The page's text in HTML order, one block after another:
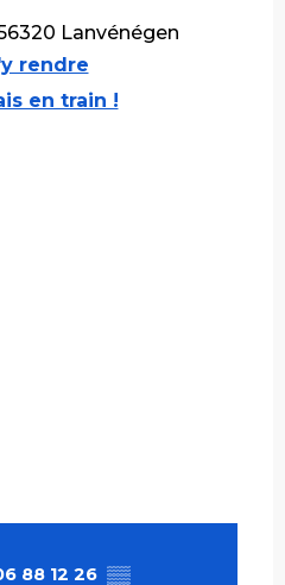
Lanvénégen
rendre
en train !
88 12 26 ▒▒